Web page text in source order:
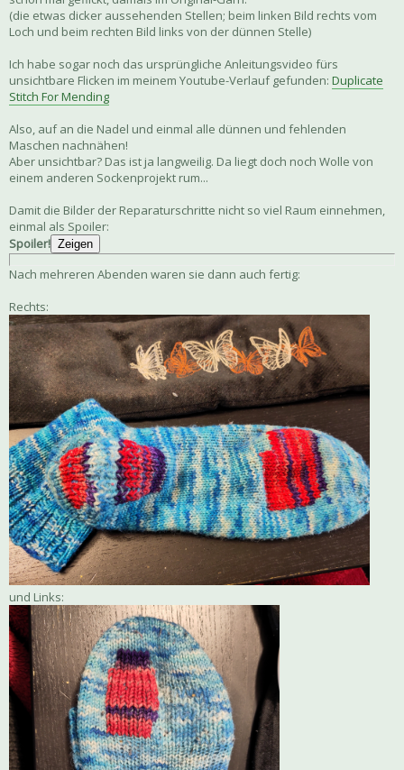
(die etwas dicker aussehenden Stellen; beim linken Bild rechts vom
Loch und beim rechten Bild links von der dünnen Stelle)
Ich habe sogar noch das ursprüngliche Anleitungsvideo fürs
unsichtbare Flicken im meinem Youtube-Verlauf gefunden: Duplicate
Stitch For Mending
Also, auf an die Nadel und einmal alle dünnen und fehlenden
Maschen nachnähen!
Aber unsichtbar? Das ist ja langweilig. Da liegt doch noch Wolle von
einem anderen Sockenprojekt rum...
Damit die Bilder der Reparaturschritte nicht so viel Raum einnehmen,
einmal als Spoiler:
Spoiler! Zeigen
Nach mehreren Abenden waren sie dann auch fertig:
Rechts:
und Links: